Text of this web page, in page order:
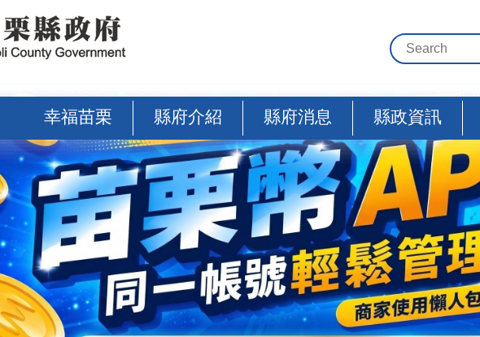
幸福苗栗 縣府介紹 縣府消息 縣政資訊